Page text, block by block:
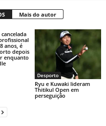
Mais do autor
anos, é
depois
enquanto
Desporto
Ryu e Kuwaki lideram
Thitikul Open em
perseguição